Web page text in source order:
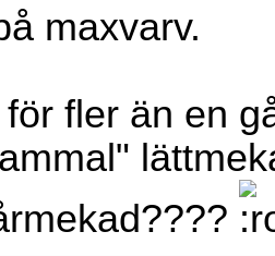
maxvarv.
fler än en